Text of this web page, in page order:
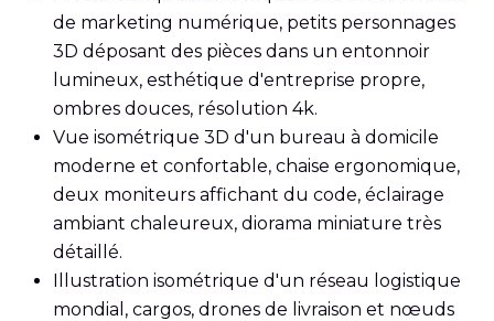
de marketing numérique, petits personnages
3D déposant des pièces dans un entonnoir
lumineux, esthétique d'entreprise propre,
ombres douces, résolution 4k.
Vue isométrique 3D d'un bureau à domicile
moderne et confortable, chaise ergonomique,
deux moniteurs affichant du code, éclairage
ambiant chaleureux, diorama miniature très
détaillé.
Illustration isométrique d'un réseau logistique
mondial, cargos, drones de livraison et nœuds